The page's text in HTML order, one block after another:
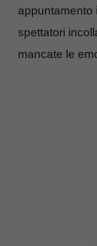
appuntamento
spettatori
mancate le